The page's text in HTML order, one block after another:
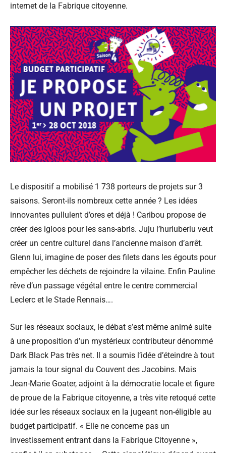
internet de la Fabrique citoyenne.
Le dispositif a mobilisé 1 738 porteurs de projets sur 3
saisons. Seront-ils nombreux cette année ? Les idées
innovantes pullulent d’ores et déjà ! Caribou propose de
créer des igloos pour les sans-abris. Juju l’hurluberlu veut
créer un centre culturel dans l’ancienne maison d’arrêt.
Glenn lui, imagine de poser des filets dans les égouts pour
empêcher les déchets de rejoindre la vilaine. Enfin Pauline
rêve d’un passage végétal entre le centre commercial
Leclerc et le Stade Rennais….
Sur les réseaux sociaux, le débat s’est même animé suite
à une proposition d’un mystérieux contributeur dénommé
Dark Black Pas très net. Il a soumis l’idée d’éteindre à tout
jamais la tour signal du Couvent des Jacobins. Mais
Jean-Marie Goater, adjoint à la démocratie locale et figure
de proue de la Fabrique citoyenne, a très vite retoqué cette
idée sur les réseaux sociaux en la jugeant non-éligible au
budget participatif. « Elle ne concerne pas un
investissement entrant dans la Fabrique Citoyenne »,